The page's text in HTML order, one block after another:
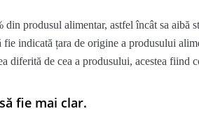
din produsul alimentar, astfel încât sa aibă
fie indicată țara de origine a produsului
diferită de cea a produsului, acestea fiind
fie mai clar.